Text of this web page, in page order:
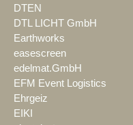
DTEN
DTL LICHT GmbH
Earthworks
easescreen
edelmat.GmbH
EFM Event Logistics
Ehrgeiz
EIKI